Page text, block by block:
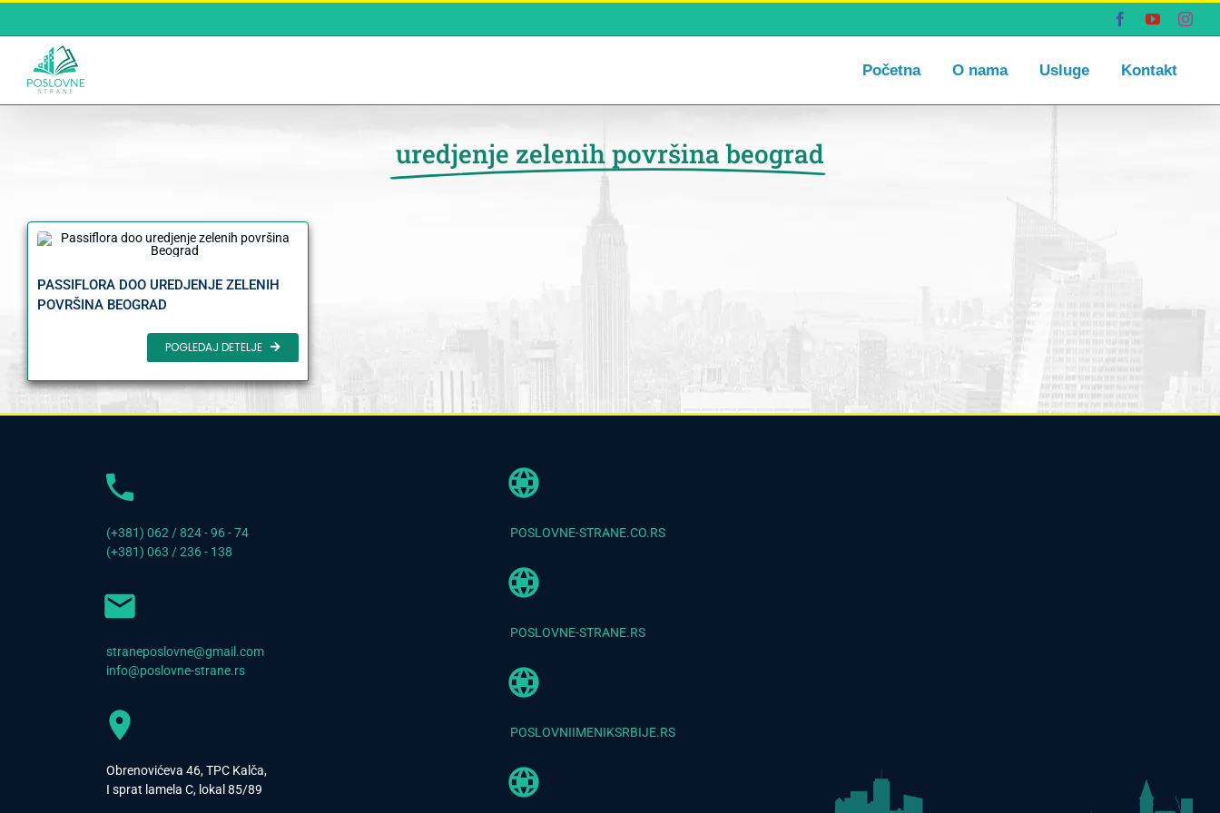
FacebookYouTube
Početna O nama Usluge Kontakt
uredjenje zelenih površina beograd
PASSIFLORA DOO UREDJENJE ZELENIH
POVRŠINA BEOGRAD
POGLEDAJ DETELJE
(+381) 062 / 824 - 96 - 74
(+381) 063 / 236 - 138
straneposlovne@gmail.com
info@poslovne-strane.rs
Obrenovićeva 46, TPC Kalča,
I sprat lamela C, lokal 85/89
POSLOVNE-STRANE.CO.RS
POSLOVNE-STRANE.RS
POSLOVNIIMENIKSRBIJE.RS